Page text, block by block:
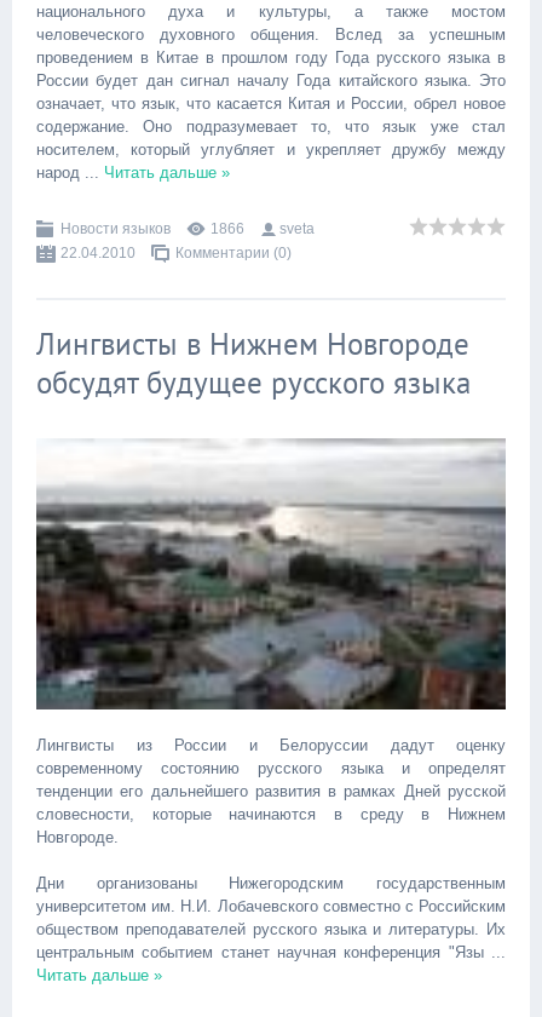
национального духа и культуры, а также мостом
человеческого духовного общения. Вслед за успешным
проведением в Китае в прошлом году Года русского языка в
России будет дан сигнал началу Года китайского языка. Это
означает, что язык, что касается Китая и России, обрел новое
содержание. Оно подразумевает то, что язык уже стал
носителем, который углубляет и укрепляет дружбу между
народ
Читать дальше »
Новости языков 1866
sveta
22.04.2010
Комментарии (0)
Лингвисты в Нижнем Новгороде
обсудят будущее русского языка
Лингвисты из России и Белоруссии дадут оценку
современному состоянию русского языка и определят
тенденции его дальнейшего развития в рамках Дней русской
словесности, которые начинаются в среду в Нижнем
Новгороде.
Дни организованы Нижегородским государственным
университетом им. Н.И. Лобачевского совместно с Российским
обществом преподавателей русского языка и литературы. Их
центральным событием станет научная конференция "Язы
Читать дальше »